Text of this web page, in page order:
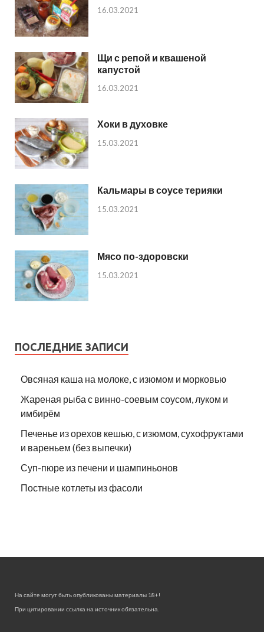
16.03.2021
Щи с репой и квашеной
капустой
16.03.2021
Хоки в духовке
15.03.2021
Кальмары в соусе терияки
15.03.2021
Мясо по-здоровски
15.03.2021
ПОСЛЕДНИЕ ЗАПИСИ
Овсяная каша на молоке, с изюмом и морковью
Жареная рыба с винно-соевым соусом, луком и
имбирём
Печенье из орехов кешью, с изюмом, сухофруктами
и вареньем (без выпечки)
Суп-пюре из печени и шампиньонов
Постные котлеты из фасоли
На сайте могут быть опубликованы материалы 18+!
При цитировании ссылка на источник обязательна.